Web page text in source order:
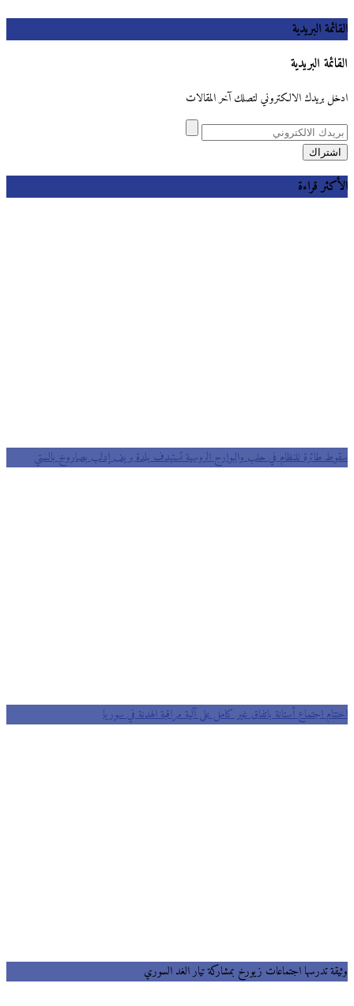
القائمة البريدية
القائمة البريدية
ادخل بريدك الالكتروني لتصلك آخر المقالات
الأكثر قراءة
سقوط طائرة للنظام في حلب والبوارج الروسية تستهدف بلدة بريف إدلب بصاروخ بالستي
اختتام اجتماع أستانة باتفاق غير كامل على آلية مراقبة الهدنة في سوريا
وثيقة تدرسها اجتماعات زيورخ بمشاركة تيار الغد السوري